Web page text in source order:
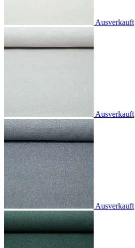
Ausverkauft
Ausverkauft
Ausverkauft